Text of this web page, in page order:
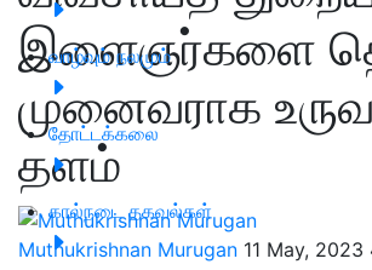
வாழ்வும் நலமும்
தோட்டக்கலை
கால்நடை தகவல்கள்
இளைஞர்களை
முனைவராக
தளம்
Muthukrishnan Murugan 11 May, 2023